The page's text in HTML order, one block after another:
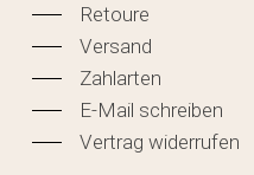
Retoure
Versand
Zahlarten
E-Mail schreiben
Vertrag widerrufen